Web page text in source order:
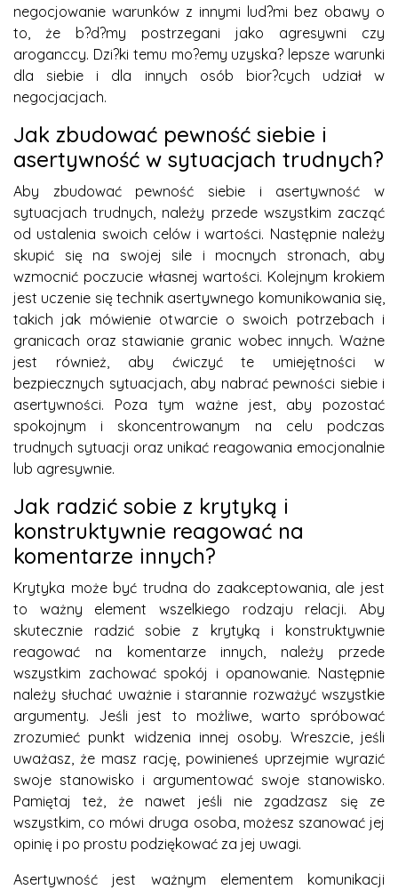
negocjowanie warunków z innymi lud?mi bez obawy o
to, że b?d?my postrzegani jako agresywni czy
aroganccy. Dzi?ki temu mo?emy uzyska? lepsze warunki
dla siebie i dla innych osób bior?cych udział w
negocjacjach.
Jak zbudować pewność siebie i
asertywność w sytuacjach trudnych?
Aby zbudować pewność siebie i asertywność w
sytuacjach trudnych, należy przede wszystkim zacząć
od ustalenia swoich celów i wartości. Następnie należy
skupić się na swojej sile i mocnych stronach, aby
wzmocnić poczucie własnej wartości. Kolejnym krokiem
jest uczenie się technik asertywnego komunikowania się,
takich jak mówienie otwarcie o swoich potrzebach i
granicach oraz stawianie granic wobec innych. Ważne
jest również, aby ćwiczyć te umiejętności w
bezpiecznych sytuacjach, aby nabrać pewności siebie i
asertywności. Poza tym ważne jest, aby pozostać
spokojnym i skoncentrowanym na celu podczas
trudnych sytuacji oraz unikać reagowania emocjonalnie
lub agresywnie.
Jak radzić sobie z krytyką i
konstruktywnie reagować na
komentarze innych?
Krytyka może być trudna do zaakceptowania, ale jest
to ważny element wszelkiego rodzaju relacji. Aby
skutecznie radzić sobie z krytyką i konstruktywnie
reagować na komentarze innych, należy przede
wszystkim zachować spokój i opanowanie. Następnie
należy słuchać uważnie i starannie rozważyć wszystkie
argumenty. Jeśli jest to możliwe, warto spróbować
zrozumieć punkt widzenia innej osoby. Wreszcie, jeśli
uważasz, że masz rację, powinieneś uprzejmie wyrazić
swoje stanowisko i argumentować swoje stanowisko.
Pamiętaj też, że nawet jeśli nie zgadzasz się ze
wszystkim, co mówi druga osoba, możesz szanować jej
opinię i po prostu podziękować za jej uwagi.
Asertywność jest ważnym elementem komunikacji